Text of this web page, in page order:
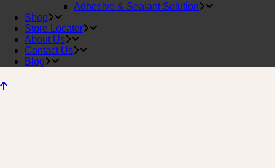
Adhesive & Sealant Solution
Shop
Store Locator
About Us
Contact Us
Blog